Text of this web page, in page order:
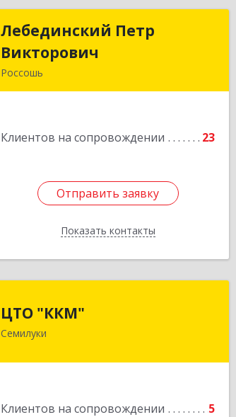
Лебединский Петр
Викторович
Россошь
Клиентов на сопровождении 23
Отправить заявку
Показать контакты
Лебединский Петр
Подробнее
Отправить заявку
Назад
ЦТО "ККМ"
Семилуки
Клиентов на сопровождении 5